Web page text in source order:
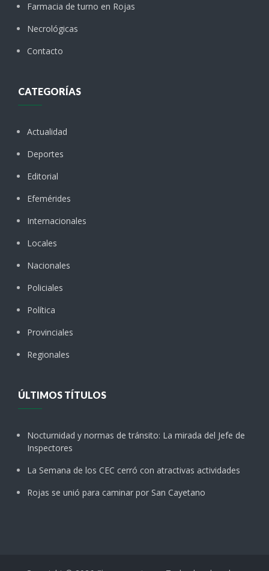
Farmacia de turno en Rojas
Necrológicas
Contacto
CATEGORÍAS
Actualidad
Deportes
Editorial
Efemérides
Internacionales
Locales
Nacionales
Policiales
Política
Provinciales
Regionales
ÚLTIMOS TÍTULOS
Nocturnidad y normas de tránsito: La mirada del Jefe de
Inspectores
La Semana de los CEC cerró con atractivas actividades
Rojas se unió para caminar por San Cayetano